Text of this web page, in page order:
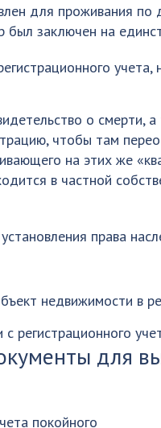
для проживания по
был заключен на
о смерти,
чтобы там
на этих же
в частной
права
недвижимости в
регистрационного
для
покойного